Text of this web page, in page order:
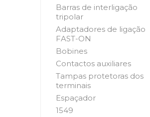
Barras de interligação
tripolar
Adaptadores de ligação
FAST-ON
Bobines
Contactos auxiliares
Tampas protetoras dos
terminais
Espaçador
1549